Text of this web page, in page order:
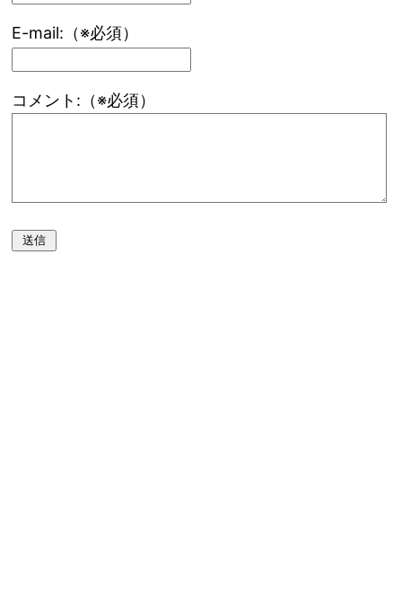
E-mail:（※必須）
コメント:（※必須）